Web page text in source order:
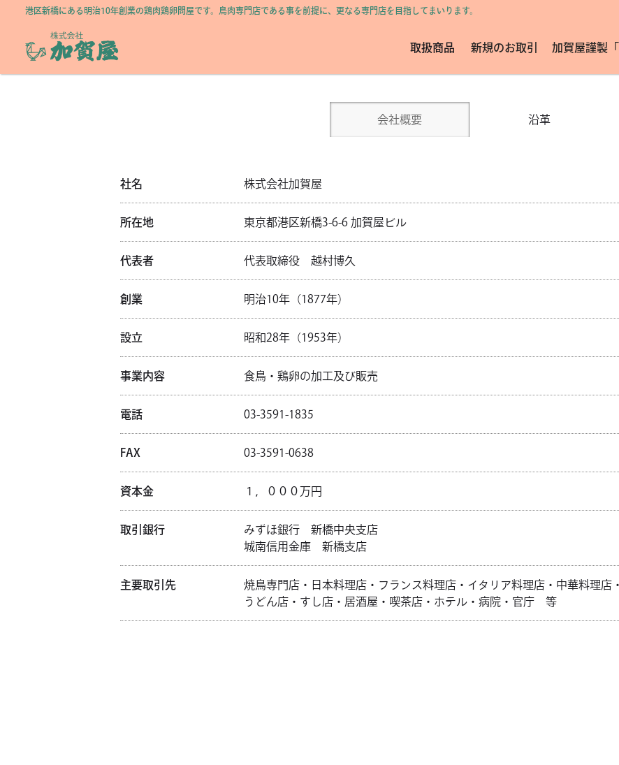
港区新橋にある明治10年創業の鶏肉鶏卵問屋です。鳥肉専門店である事を前提に、更なる専門店を目指してまいります。
取扱商品 新規のお取引 加賀屋謹製「
会社概要 沿革
社名 株式会社加賀屋
所在地 東京都港区新橋3-6-6 加賀屋ビル
代表者 代表取締役 越村博久
創業 明治10年（1877年）
設立 昭和28年（1953年）
事業内容 食鳥・鶏卵の加工及び販売
電話 03-3591-1835
FAX 03-3591-0638
資本金 １，０００万円
取引銀行
みずほ銀行 新橋中央支店
城南信用金庫 新橋支店
主要取引先
焼鳥専門店・日本料理店・フランス料理店・イタリア料理店・中華料理店
うどん店・すし店・居酒屋・喫茶店・ホテル・病院・官庁 等